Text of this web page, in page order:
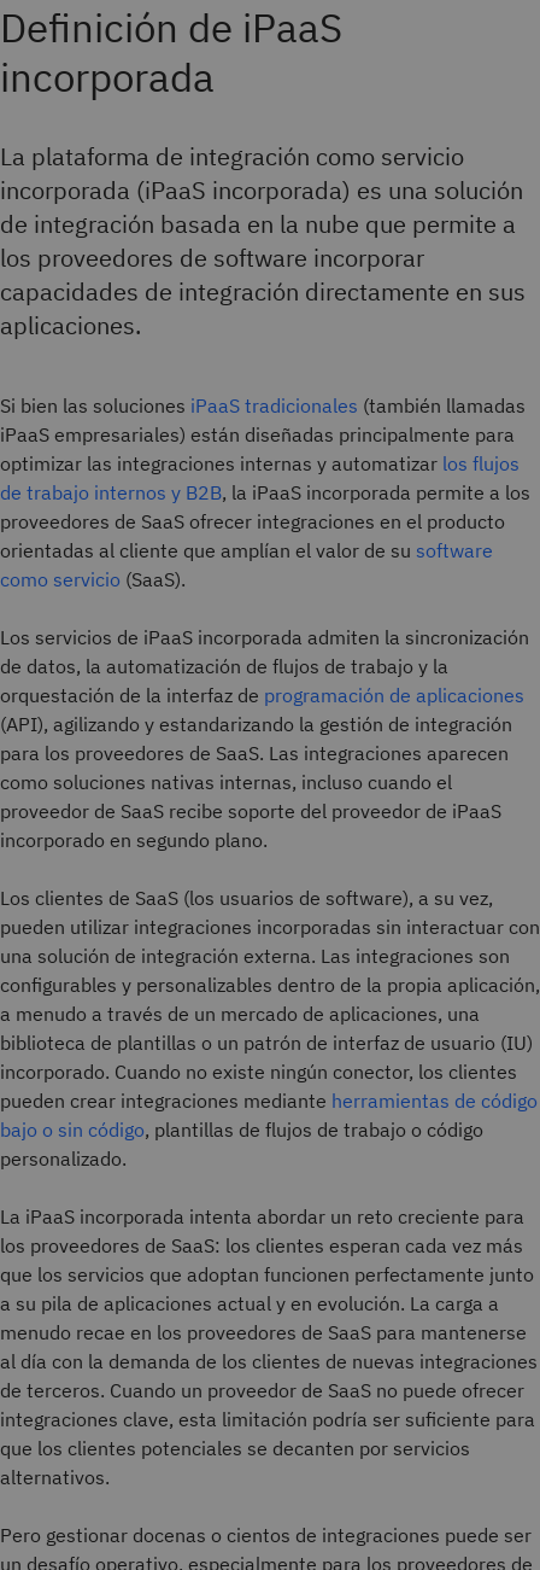
Definición de iPaaS
incorporada
La plataforma de integración como servicio
incorporada (iPaaS incorporada) es una solución
de integración basada en la nube que permite a
los proveedores de software incorporar
capacidades de integración directamente en sus
aplicaciones.
Si bien las soluciones iPaaS tradicionales (también llamadas
iPaaS empresariales) están diseñadas principalmente para
optimizar las integraciones internas y automatizar los flujos
de trabajo internos y B2B, la iPaaS incorporada permite a los
proveedores de SaaS ofrecer integraciones en el producto
orientadas al cliente que amplían el valor de su software
como servicio (SaaS).
Los servicios de iPaaS incorporada admiten la sincronización
de datos, la automatización de flujos de trabajo y la
orquestación de la interfaz de programación de aplicaciones
(API), agilizando y estandarizando la gestión de integración
para los proveedores de SaaS. Las integraciones aparecen
como soluciones nativas internas, incluso cuando el
proveedor de SaaS recibe soporte del proveedor de iPaaS
incorporado en segundo plano.
Los clientes de SaaS (los usuarios de software), a su vez,
pueden utilizar integraciones incorporadas sin interactuar con
una solución de integración externa. Las integraciones son
configurables y personalizables dentro de la propia aplicación,
a menudo a través de un mercado de aplicaciones, una
biblioteca de plantillas o un patrón de interfaz de usuario (IU)
incorporado. Cuando no existe ningún conector, los clientes
pueden crear integraciones mediante herramientas de código
bajo o sin código, plantillas de flujos de trabajo o código
personalizado.
La iPaaS incorporada intenta abordar un reto creciente para
los proveedores de SaaS: los clientes esperan cada vez más
que los servicios que adoptan funcionen perfectamente junto
a su pila de aplicaciones actual y en evolución. La carga a
menudo recae en los proveedores de SaaS para mantenerse
al día con la demanda de los clientes de nuevas integraciones
de terceros. Cuando un proveedor de SaaS no puede ofrecer
integraciones clave, esta limitación podría ser suficiente para
que los clientes potenciales se decanten por servicios
alternativos.
Pero gestionar docenas o cientos de integraciones puede ser
un desafío operativo, especialmente para los proveedores de